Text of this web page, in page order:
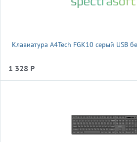
Клавиатура A4Tech FGK10 серый USB
1 328 ₽